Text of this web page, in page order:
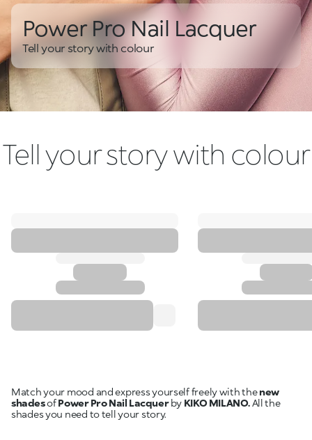
Power Pro Nail Lacquer
Tell your story with colour
Tell your story with colour
Match your mood and express yourself freely with thenew
shadesofPower Pro Nail Lacquerby KIKO MILANO.All the
shades you need to tell your story.